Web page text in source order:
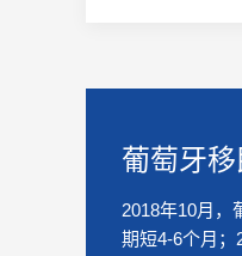
葡萄牙
2018年10月，
期短4-6个月；